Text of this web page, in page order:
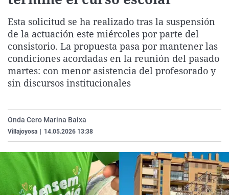
Gente viajera
Como el perro y el
Retornados
Equipo de
Operación Viuda
Galicia
La Rioja
Navarra
Televisión
Elecciones
Esta solicitud se ha realizado tras la suspensión
de la actuación este miércoles por parte del
consistorio. La propuesta pasa por mantener las
condiciones acordadas en la reunión del pasado
martes: con menor asistencia del profesorado y
sin discursos institucionales
Onda Cero Marina Baixa
Villajoyosa 14.05.2026 13:38